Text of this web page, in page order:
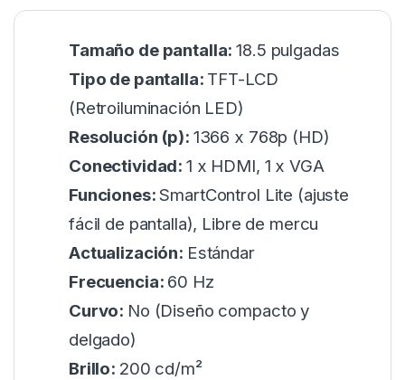
Tamaño de pantalla:18.5 pulgadas
Tipo de pantalla: TFT-LCD
(Retroiluminación LED)
Resolución (p): 1366 x 768p (HD)
Conectividad:1 x HDMI, 1 x VGA
Funciones:SmartControl Lite (ajuste
fácil de pantalla), Libre de mercu
Actualización: Estándar
Frecuencia: 60 Hz
Curvo: No (Diseño compacto y
delgado)
Brillo: 200 cd/m²